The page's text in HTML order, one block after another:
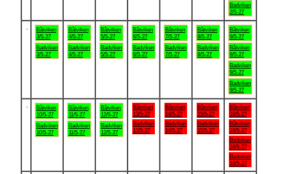
Badviken
2/5-27
Båtviken
3/5-27
Badviken
3/5-27
Båtviken
4/5-27
Badviken
4/5-27
Båtviken
5/5-27
Badviken
5/5-27
Båtviken
6/5-27
Badviken
6/5-27
Båtviken
7/5-27
Badviken
7/5-27
Båtviken
8/5-27
Badviken
8/5-27
Båtviken
9/5-27
Båtviken
9/5-27
Badviken
9/5-27
Badviken
9/5-27
Båtviken
10/5-27
Badviken
10/5-27
Båtviken
11/5-27
Badviken
11/5-27
Båtviken
12/5-27
Badviken
12/5-27
Båtviken
13/5-27
Badviken
13/5-27
Båtviken
14/5-27
Badviken
14/5-27
Båtviken
15/5-27
Badviken
15/5-27
Båtviken
16/5-27
Båtviken
16/5-27
Badviken
16/5-27
Badviken
16/5-27